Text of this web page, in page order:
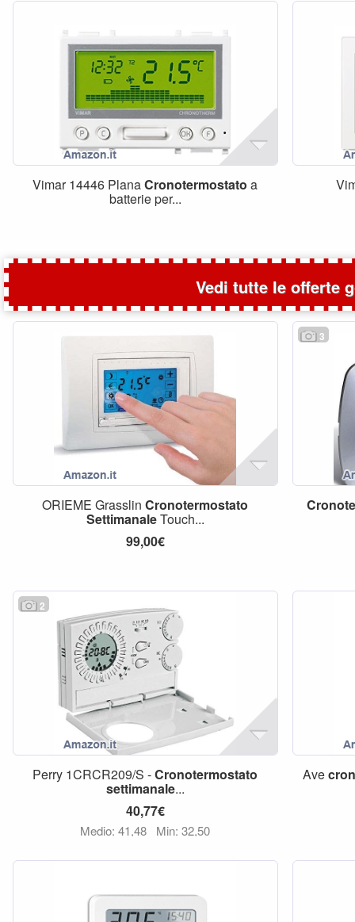
Vimar 14446 PlanaCronotermostato a
batterie per...
Vedi tutte le offerte
ORIEME GrasslinCronotermostato
SettimanaleTouch...
99,00€
3
2
Perry 1CRCR209/S -Cronotermostato
settimanale...
40,77€
Medio: 41,48 Min: 32,50
Ave